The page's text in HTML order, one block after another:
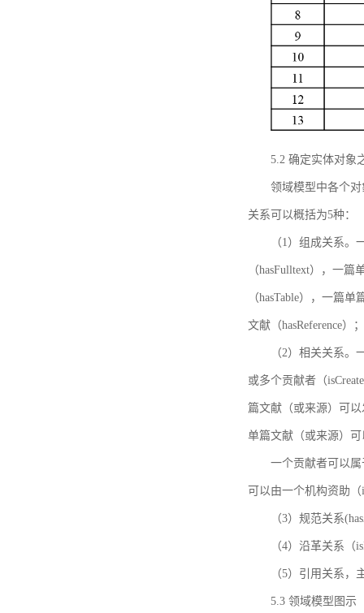
5.2 确定实体对象
领域模型中各个
关系可以概括为5种：
（1）组成关系
（hasFulltext），一
（hasTable），一篇
文献（hasReference）；
（2）相关关系
或多个贡献者（
篇文献（或来源）可
单篇文献（或来源）可
一个贡献者可以
可以由一个机构资助（
（3）规范关系
（4）沿革关系
（5）引用关系，
5.3 领域模型图示